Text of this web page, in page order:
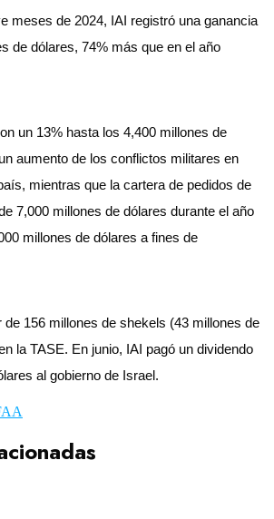
meses de 2024, IAI registró una ganancia
de dólares, 74% más que en el año
un 13% hasta los 4,400 millones de
aumento de los conflictos militares en
mientras que la cartera de pedidos de
7,000 millones de dólares durante el año
millones de dólares a fines de
de 156 millones de shekels (43 millones de
la TASE. En junio, IAI pagó un dividendo
al gobierno de Israel.